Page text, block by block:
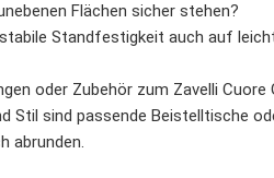
Flächen sicher stehen?
Standfestigkeit auch auf
oder Zubehör zum Zavelli Cuore
Stil sind passende Beistelltische
abrunden.